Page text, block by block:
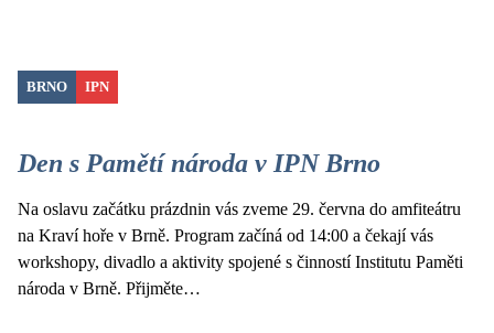
BRNO IPN
Den s Pamětí národa v IPN Brno
Na oslavu začátku prázdnin vás zveme 29. června do amfiteátru
na Kraví hoře v Brně. Program začíná od 14:00 a čekají vás
workshopy, divadlo a aktivity spojené s činností Institutu Paměti
národa v Brně. Přijměte…